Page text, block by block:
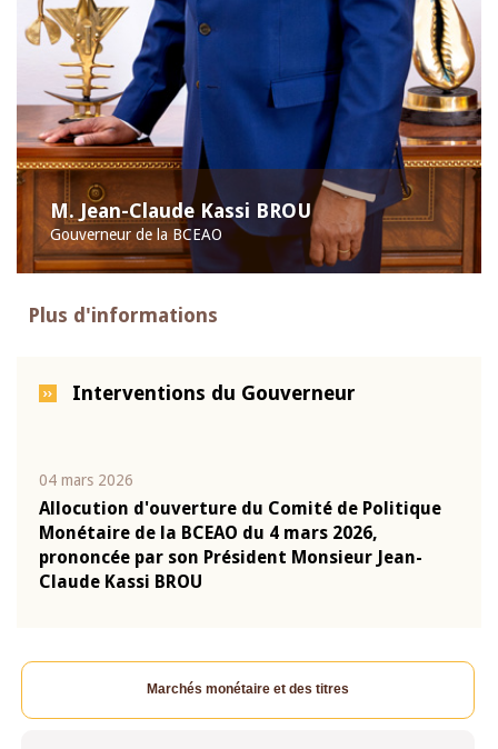
M. Jean-Claude Kassi BROU
Gouverneur de la BCEAO
Plus d'informations
Interventions du Gouverneur
04 mars 2026
Allocution d'ouverture du Comité de Politique
Monétaire de la BCEAO du 4 mars 2026,
prononcée par son Président Monsieur Jean-
Claude Kassi BROU
Marchés monétaire et des titres